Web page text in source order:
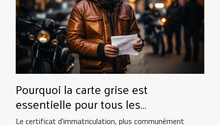
Pourquoi la carte grise est
essentielle pour tous les
propriétaires de véhicules ?
Le certificat d'immatriculation, plus communément